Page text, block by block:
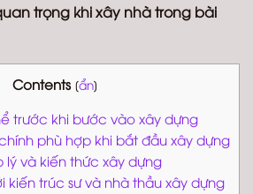
trọng khi xây nhà trong bài
Contents [ẩn]
trước khi bước vào xây dựng
phù hợp khi bắt đầu xây dựng
lý và kiến thức xây dựng
kiến trúc sư và nhà thầu xây dựng